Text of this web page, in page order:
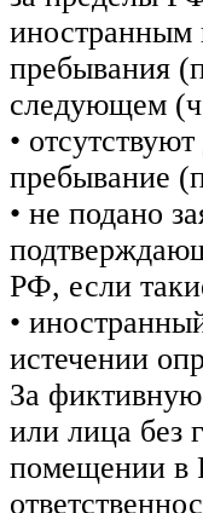
иностранным
пребывания
следующем
•
пребывание
• не подано
РФ, если
•
истечении
За
или лица без
помещении в